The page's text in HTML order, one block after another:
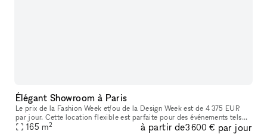
Élégant Showroom à Paris
Le prix de la Fashion Week et/ou de la Design Week est de 4 375 EUR
par jour. Cette location flexible est parfaite pour des événements tels
que des expositions d'art, offrant des services supplémenta
165 m2 à partir de3 600 € par jour